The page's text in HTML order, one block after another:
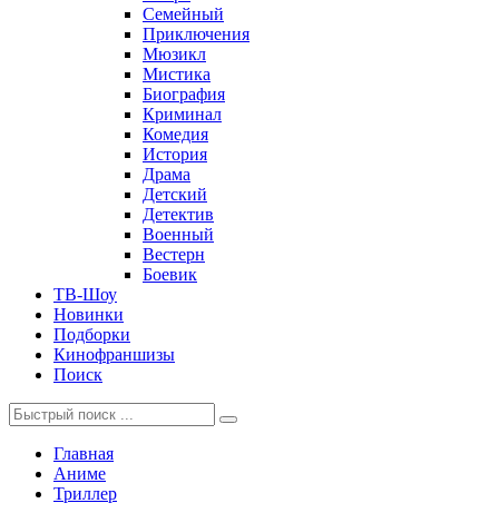
Семейный
Приключения
Мюзикл
Мистика
Биография
Криминал
Комедия
История
Драма
Детский
Детектив
Военный
Вестерн
Боевик
ТВ-Шоу
Новинки
Подборки
Кинофраншизы
Поиск
Главная
Аниме
Триллер